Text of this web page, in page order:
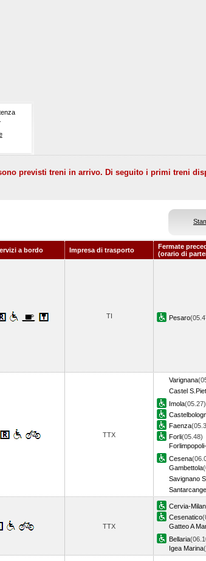
previsti treni in arrivo. Di seguito i primi treni
a bordo Impresa di trasporto
Fermate
(orario di
TI Pesaro
TTX
Varignana
Castel
Imola(05.27)
Faenza
Forli(05.48)
Forlimpopoli-
Cesena
Gambettola
Savignano
TTX
Cervia-
Cesenatico
Gatteo A
Bellaria
Igea Marina